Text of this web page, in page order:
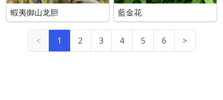
蝦夷御山龙胆 藍金花
< 1 2 3 4 5 6 >